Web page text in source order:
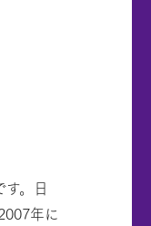
。日
年に